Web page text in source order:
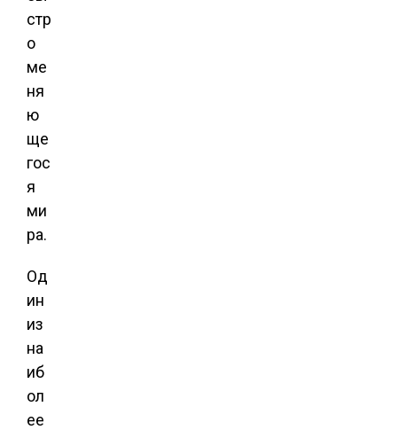
стр
о
ме
ня
ю
ще
гос
я
ми
ра.
Од
ин
из
на
иб
ол
ее